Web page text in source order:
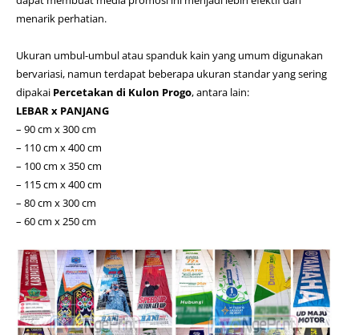
menarik perhatian.
Ukuran umbul-umbul atau spanduk kain yang umum digunakan
bervariasi, namun terdapat beberapa ukuran standar yang sering
dipakai Percetakan di Kulon Progo, antara lain:
LEBAR x PANJANG
– 90 cm x 300 cm
– 110 cm x 400 cm
– 100 cm x 350 cm
– 115 cm x 400 cm
– 80 cm x 300 cm
– 60 cm x 250 cm